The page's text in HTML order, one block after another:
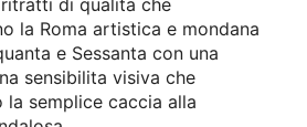
di qualita che
la Roma artistica e mondana
e Sessanta con una
sensibilita visiva che
la semplice caccia alla